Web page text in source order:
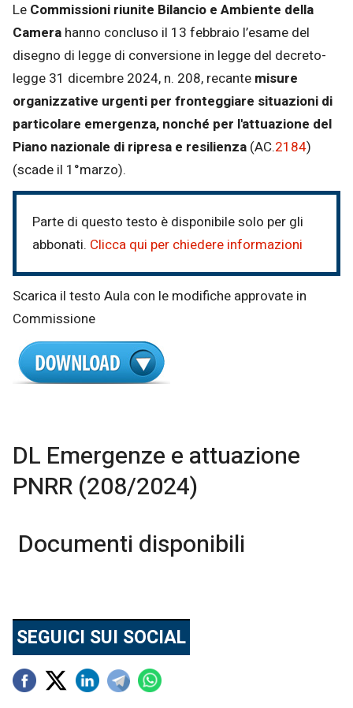
Le Commissioni riunite Bilancio e Ambiente della
Camera hanno concluso il 13 febbraio l’esame del
disegno di legge di conversione in legge del decreto-
legge 31 dicembre 2024, n. 208, recante misure
organizzative urgenti per fronteggiare situazioni di
particolare emergenza, nonché per l'attuazione del
Piano nazionale di ripresa e resilienza (AC.2184)
(scade il 1°marzo).
Parte di questo testo è disponibile solo per gli
abbonati. Clicca qui per chiedere informazioni
Scarica il testo Aula con le modifiche approvate in
Commissione
DL Emergenze e attuazione
PNRR (208/2024)
Documenti disponibili
SEGUICI SUI SOCIAL